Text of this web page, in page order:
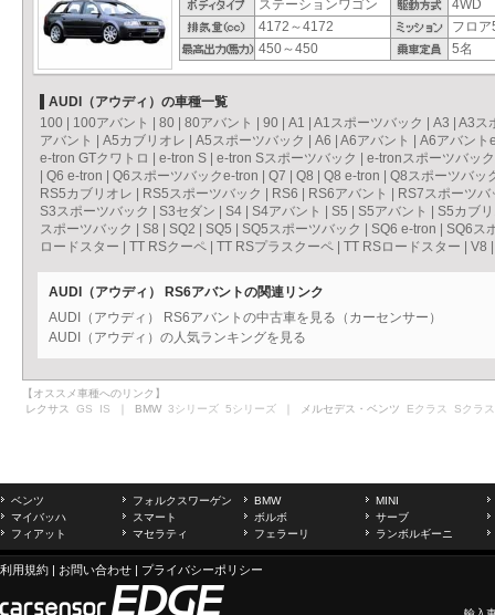
ステーションワゴン
4WD
4172～4172
フロア
450～450
5名
AUDI（アウディ）の車種一覧
100
100アバント 80 80アバント 90 A1 A1スポーツバック A3
A3ス
アバント
A5カブリオレ A5スポーツバック A6 A6アバント
A6アバント
e-tron GTクワトロ
e-tron S e-tron Sスポーツバック
e-tronスポーツバック
Q6 e-tron Q6スポーツバックe-tron Q7 Q8 Q8 e-tron
Q8スポーツバッ
RS5カブリオレ
RS5スポーツバック RS6 RS6アバント
RS7スポーツバ
S3スポーツバック
S3セダン S4 S4アバント S5 S5アバント
S5カブ
スポーツバック
S8 SQ2 SQ5 SQ5スポーツバック SQ6 e-tron
SQ6ス
ロードスター
TT RSクーペ TT RSプラスクーペ TT RSロードスター V8
AUDI（アウディ） RS6アバントの関連リンク
AUDI（アウディ） RS6アバントの中古車を見る（カーセンサー）
AUDI（アウディ）の人気ランキングを見る
【オススメ車種へのリンク】
レクサス GS IS ｜ BMW 3シリーズ 5シリーズ ｜ メルセデス・ベンツ Eクラス Sクラス
ベンツ フォルクスワーゲン BMW
MINI
マイバッハ
スマート ボルボ
サーブ
フィアット
マセラティ フェラーリ ランボルギーニ
利用規約 | お問い合わせ | プライバシーポリシー